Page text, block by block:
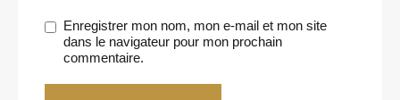
Enregistrer mon nom, mon e-mail et mon site
dans le navigateur pour mon prochain
commentaire.